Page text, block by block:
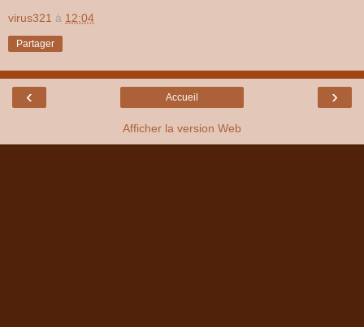
virus321 à 12:04
Partager
‹ ›
Accueil
Afficher la version Web